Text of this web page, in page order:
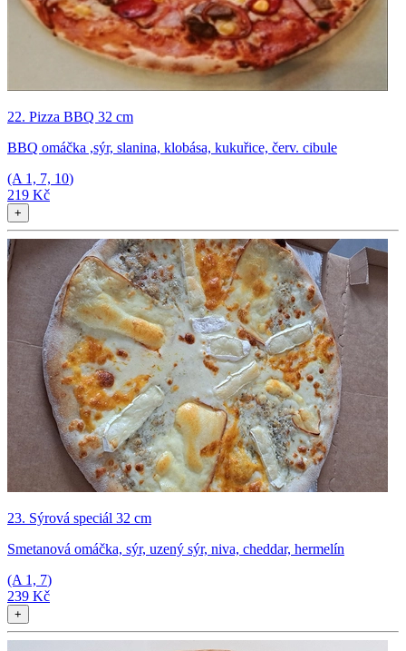
22. Pizza BBQ 32 cm
BBQ omáčka ,sýr, slanina, klobása, kukuřice, červ. cibule
(A 1, 7, 10)
219 Kč
+
23. Sýrová speciál 32 cm
Smetanová omáčka, sýr, uzený sýr, niva, cheddar, hermelín
(A 1, 7)
239 Kč
+